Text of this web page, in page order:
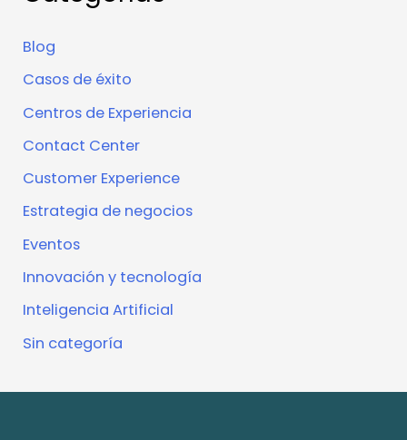
Blog
Casos de éxito
Centros de Experiencia
Contact Center
Customer Experience
Estrategia de negocios
Eventos
Innovación y tecnología
Inteligencia Artificial
Sin categoría